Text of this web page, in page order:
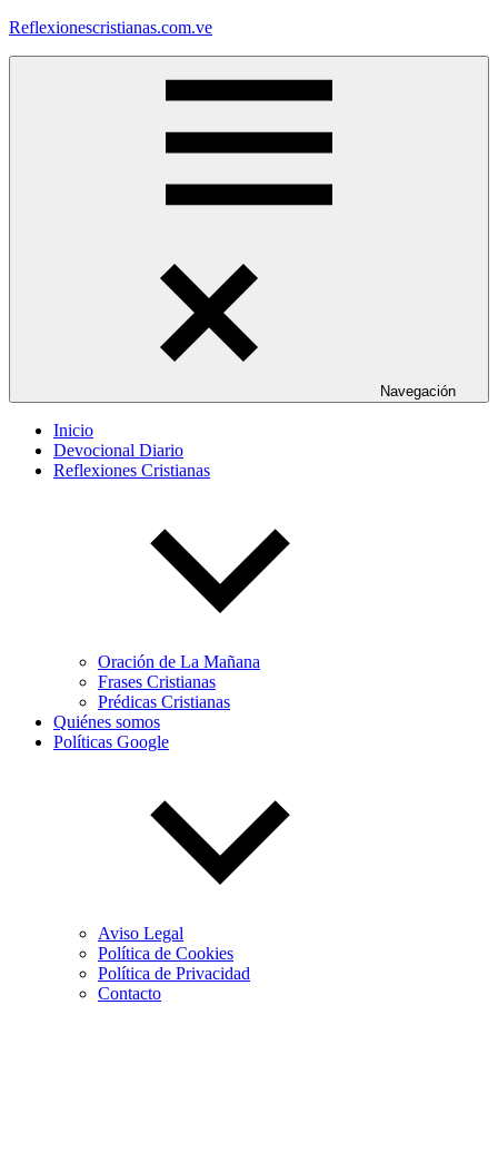
Saltar
Reflexionescristianas.com.ve
Navegación
Inicio
Devocional Diario
Reflexiones Cristianas
Oración de La Mañana
Frases Cristianas
Prédicas Cristianas
Quiénes somos
Políticas Google
Aviso Legal
Política de Cookies
Política de Privacidad
Contacto